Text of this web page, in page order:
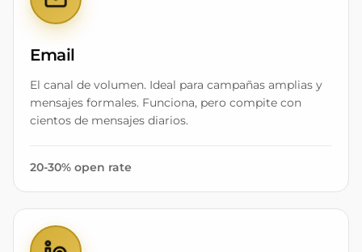
Email
El canal de volumen. Ideal para campañas amplias y
mensajes formales. Funciona, pero compite con
cientos de mensajes diarios.
20-30% open rate